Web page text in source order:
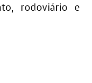
rodoviário e